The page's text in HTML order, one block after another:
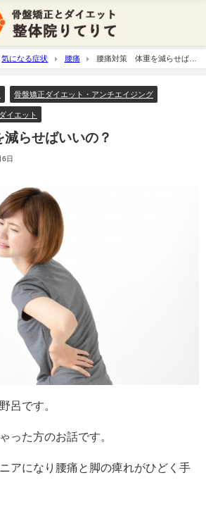
気になる症状 腰痛
腰痛対策 体重を減らせばい
骨盤矯正ダイエット・アンチエイジング
ダイエット
らせばいいの？
日
呂です。
った方のお話です。
アになり腰痛と脚の痺れがひどく手